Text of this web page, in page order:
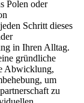
Polen oder
Schritt dieses
in Ihren Alltag.
gründliche
Abwicklung,
um
zu